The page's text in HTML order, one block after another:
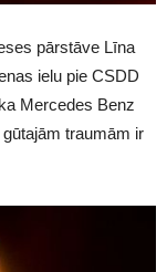
pārstāve Līna
ielu pie CSDD
Mercedes Benz
traumām ir